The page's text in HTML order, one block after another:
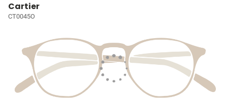
Cartier
CT0045O